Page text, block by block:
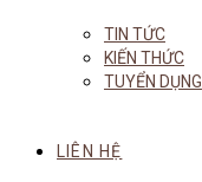
TIN TỨC
KIẾN THỨC
TUYỂN DỤNG
LIÊN HỆ